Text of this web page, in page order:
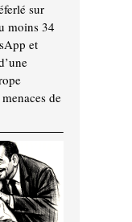
sur
moins 34
et
de